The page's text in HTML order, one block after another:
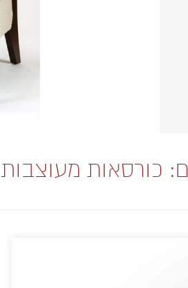
כורסאות מעוצבות